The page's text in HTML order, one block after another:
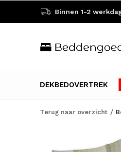
DEKBEDOVERTREK
Binnen 1-2
Terug naar overzicht